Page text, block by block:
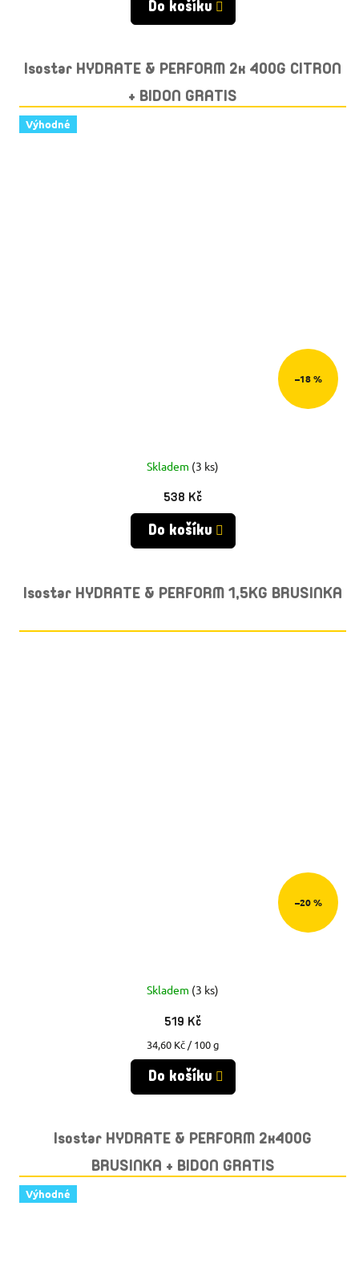
Do košíku
Isostar HYDRATE & PERFORM 2x 400G CITRON
+ BIDON GRATIS
Výhodné
–18 %
Skladem (3 ks)
538 Kč
Do košíku
Isostar HYDRATE & PERFORM 1,5KG BRUSINKA
–20 %
Skladem (3 ks)
519 Kč
Měrná
cena:
34,60 Kč / 100 g
Do košíku
Isostar HYDRATE & PERFORM 2x400G
BRUSINKA + BIDON GRATIS
Výhodné